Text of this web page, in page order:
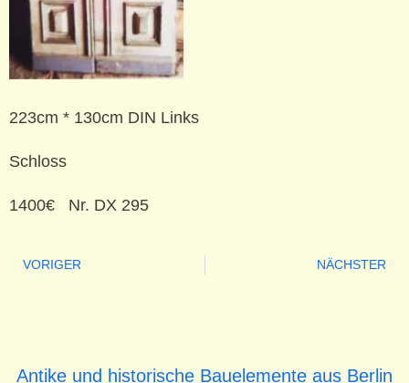
223cm * 130cm DIN Links
Schloss
1400€ Nr. DX 295
VORIGER NÄCHSTER
Antike und historische Bauelemente aus Berlin